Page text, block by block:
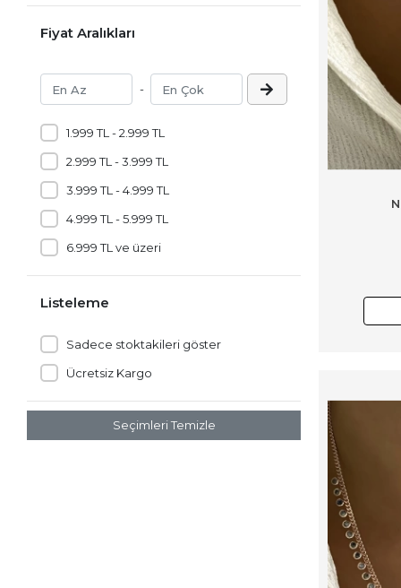
Okyanus Sedefi Kolye
Harf Kolye
Fiyat Aralıkları
-
1.999 TL - 2.999 TL
2.999 TL - 3.999 TL
3.999 TL - 4.999 TL
4.999 TL - 5.999 TL
6.999 TL ve üzeri
Listeleme
Sadece stoktakileri göster
Ücretsiz Kargo
Seçimleri Temizle